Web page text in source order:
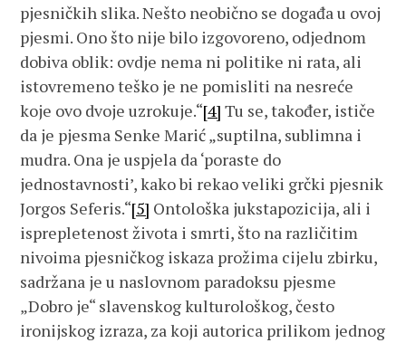
pjesničkih slika. Nešto neobično se događa u ovoj
pjesmi. Ono što nije bilo izgovoreno, odjednom
dobiva oblik: ovdje nema ni politike ni rata, ali
istovremeno teško je ne pomisliti na nesreće
koje ovo dvoje uzrokuje.“[4] Tu se, također, ističe
da je pjesma Senke Marić „suptilna, sublimna i
mudra. Ona je uspjela da ‘poraste do
jednostavnosti’, kako bi rekao veliki grčki pjesnik
Jorgos Seferis.“[5] Ontološka jukstapozicija, ali i
isprepletenost života i smrti, što na različitim
nivoima pjesničkog iskaza prožima cijelu zbirku,
sadržana je u naslovnom paradoksu pjesme
„Dobro je“ slavenskog kulturološkog, često
ironijskog izraza, za koji autorica prilikom jednog